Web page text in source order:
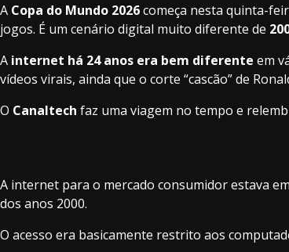
A Copa do Mundo 2026começa nesta quinta-
jogos. É um cenário digital muito diferente de
A internet há 24 anos era bem diferente em
vídeos virais, ainda que o corte “cascão” de
O Canaltech faz uma viagem no tempo e
A internet para o mercado consumidor estava
dos anos 2000.
O acesso era basicamente restrito aos